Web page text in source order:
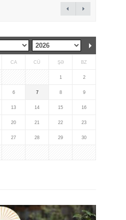
CA CÜ ŞƏ BZ
1 2
6 7 8 9
13 14 15 16
20 21 22 23
27 28 29 30